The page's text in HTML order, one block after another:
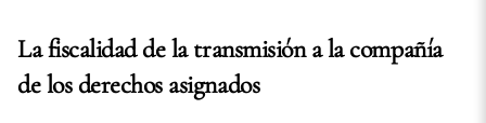
La fiscalidad de la transmisión a la compañía
de los derechos asignados